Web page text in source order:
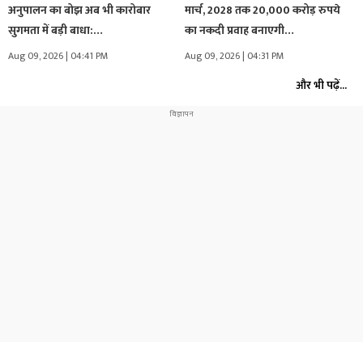
अनुपालन का बोझ अब भी कारोबार
सुगमता में बड़ी बाधा:…
Aug 09, 2026 | 04:41 PM
मार्च, 2028 तक 20,000 करोड़ रुपये
का नकदी प्रवाह बनाएगी…
Aug 09, 2026 | 04:31 PM
और भी पढ़ें...